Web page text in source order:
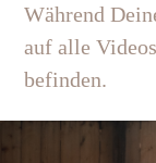
Während
auf alle
befinden.